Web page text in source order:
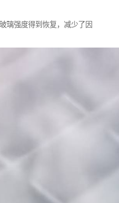
璃强度得到恢复，减少了因